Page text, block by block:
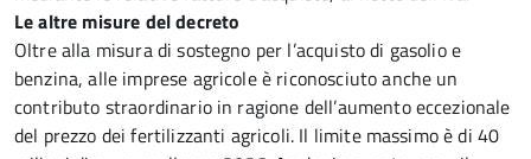
Le altre misure del decreto
Oltre alla misura di sostegno per l’acquisto di gasolio e
benzina, alle imprese agricole è riconosciuto anche un
contributo straordinario in ragione dell’aumento eccezionale
del prezzo dei fertilizzanti agricoli. Il limite massimo è di 40